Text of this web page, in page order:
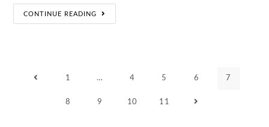
CONTINUE READING
1 … 4 5 6 7
8 9 10 11